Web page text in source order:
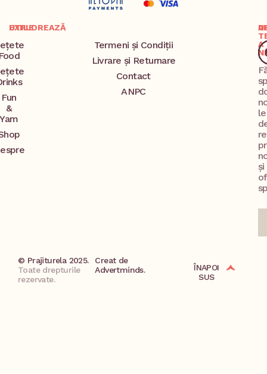
EXPLOREAZĂ
Fun
&
Yam
UTILE
Termeni și Condiții
Livrare și Returnare
Contact
ANPC
A
și
© Prajiturela 2025.
Toate drepturile
rezervate.
Creat de
Advertminds.
ÎNAPOI
SUS